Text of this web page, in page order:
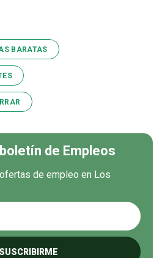
BARATAS
de Empleos
de empleo en Los
SUSCRIBIRME